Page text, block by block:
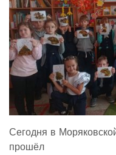
Сегодня в
прошёл